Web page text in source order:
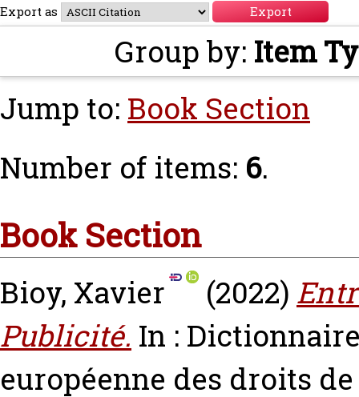
Export as
Group by: Item
Jump to: Book Section
Number of items: 6.
Book Section
Bioy, Xavier (2022)
Publicité. In :
européenne des droits